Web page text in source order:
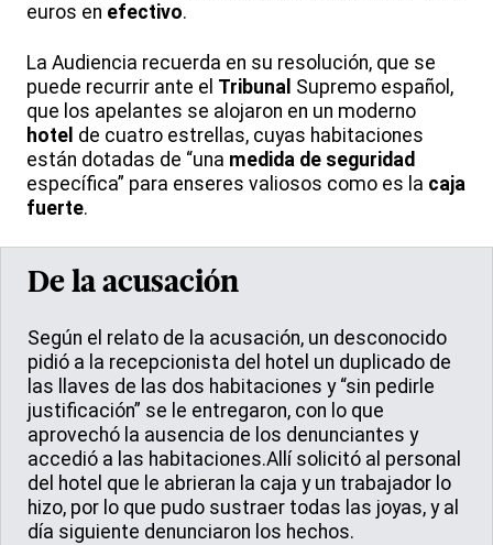
euros en efectivo.
La Audiencia recuerda en su resolución, que se
puede recurrir ante el Tribunal Supremo español,
que los apelantes se alojaron en un moderno
hotel de cuatro estrellas, cuyas habitaciones
están dotadas de “una medida de seguridad
específica” para enseres valiosos como es la caja
fuerte.
De la acusación
Según el relato de la acusación, un desconocido
pidió a la recepcionista del hotel un duplicado de
las llaves de las dos habitaciones y “sin pedirle
justificación” se le entregaron, con lo que
aprovechó la ausencia de los denunciantes y
accedió a las habitaciones.Allí solicitó al personal
del hotel que le abrieran la caja y un trabajador lo
hizo, por lo que pudo sustraer todas las joyas, y al
día siguiente denunciaron los hechos.